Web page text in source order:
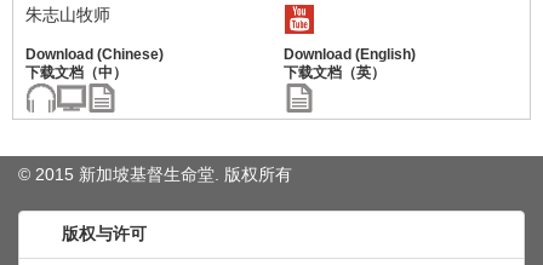
朱志山牧师
© 2015 新加坡基督生命堂. 版权所有
版权与许可